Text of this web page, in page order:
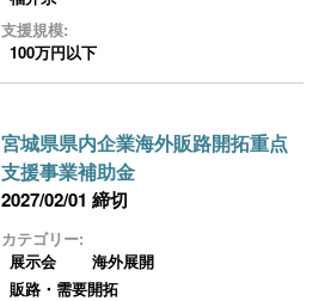
支援規模:
100万円以下
宮城県県内企業海外販路開拓重点
支援事業補助金
2027/02/01 締切
カテゴリー:
展示会
海外展開
販路・需要開拓